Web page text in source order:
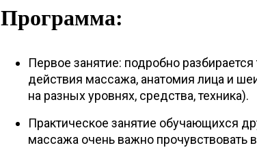
Программа:
Первое занятие: подробно
действия массажа, анатомия лица и
на разных уровнях, средства, техника).
Практическое занятие обучающихся
массажа очень важно